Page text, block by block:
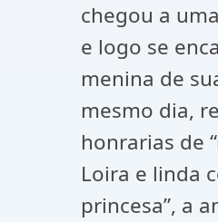
chegou a
e logo se
menina de
mesmo dia,
honrarias de
Loira e linda
princesa”, a